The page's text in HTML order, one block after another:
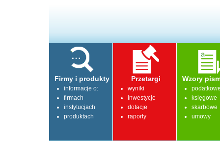
Firmy i produkty
informacje o:
firmach
instytucjach
produktach
Przetargi
wyniki
inwestycje
dotacje
raporty
Wzory
księgowe
skarbowe
umowy